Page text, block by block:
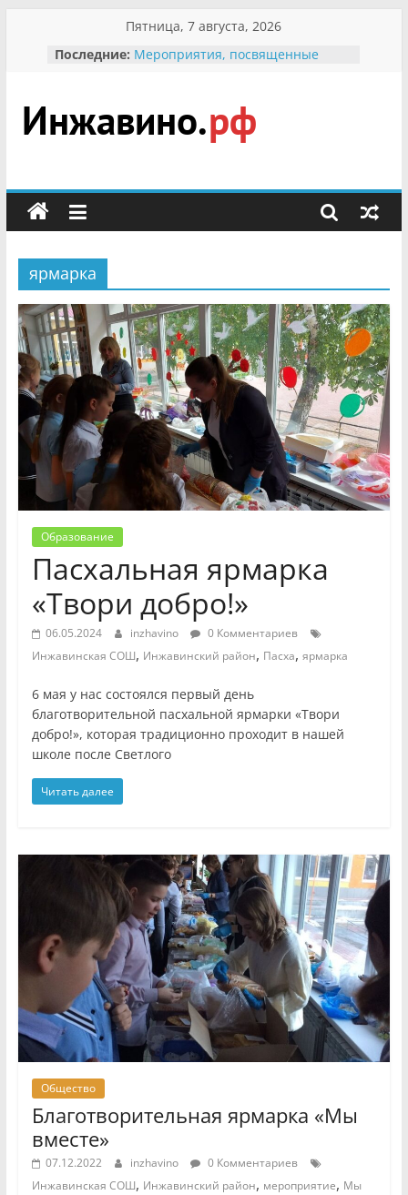
содержимому
Пятница, 7 августа, 2026
Последние: В вольере Воронинского
заповедника родились крапчатые
Международному Дню семьи
Присвоение звания «Почётный
Отечественной, фронтовичке
Кирсановой
первоцветы!»
Инжавино.рф
сельский
портал
ярмарка
Образование
Пасхальная ярмарка
«Твори добро!»
06.05.2024 inzhavino
0 Комментариев
Инжавинская СОШ, Инжавинский район, Пасха, ярмарка
6 мая у нас состоялся первый день
благотворительной пасхальной ярмарки «Твори
добро!», которая традиционно проходит в нашей
школе после Светлого
Читать далее
Общество
Благотворительная ярмарка «Мы
вместе»
07.12.2022 inzhavino
0 Комментариев
Инжавинская СОШ, Инжавинский район, мероприятие, Мы